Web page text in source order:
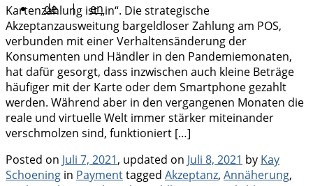
de | en
Kartenzahlung ist „in“. Die strategische
Akzeptanzausweitung bargeldloser Zahlung am POS,
verbunden mit einer Verhaltensänderung der
Konsumenten und Händler in den Pandemiemonaten,
hat dafür gesorgt, dass inzwischen auch kleine Beträge
häufiger mit der Karte oder dem Smartphone gezahlt
werden. Während aber in den vergangenen Monaten die
reale und virtuelle Welt immer stärker miteinander
verschmolzen sind, funktioniert […]
Posted on Juli 7, 2021, updated on Juli 8, 2021 by Kay
Schoening in Categories
Paymenttagged Tags
Akzeptanz, Annäherung,